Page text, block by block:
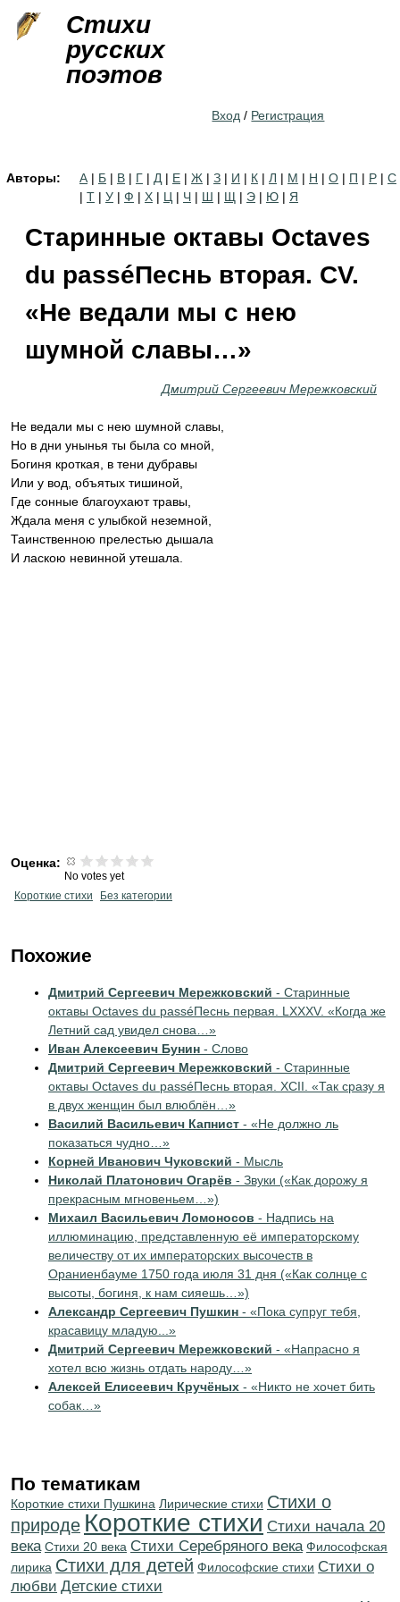
Стихи
русских
поэтов
Вход / Регистрация
Авторы: А | Б | В | Г | Д | Е | Ж | З | И | К | Л | М | Н | О | П | Р | С
| Т | У | Ф | Х | Ц | Ч | Ш | Щ | Э | Ю | Я
Старинные октавы Octaves
du passéПеснь вторая. СV.
«Не ведали мы с нею
шумной славы…»
Дмитрий Сергеевич Мережковский
Не ведали мы с нею шумной славы,
Но в дни унынья ты была со мной,
Богиня кроткая, в тени дубравы
Или у вод, объятых тишиной,
Где сонные благоухают травы,
Ждала меня с улыбкой неземной,
Таинственною прелестью дышала
И ласкою невинной утешала.
Оценка:
No votes yet
Короткие стихи
Без категории
Похожие
Дмитрий Сергеевич Мережковский - Старинные
октавы Octaves du passéПеснь первая. LXXXV. «Когда же
Летний сад увидел снова…»
Иван Алексеевич Бунин - Слово
Дмитрий Сергеевич Мережковский - Старинные
октавы Octaves du passéПеснь вторая. ХСII. «Так сразу я
в двух женщин был влюблён…»
Василий Васильевич Капнист - «Не должно ль
показаться чудно…»
Корней Иванович Чуковский - Мысль
Николай Платонович Огарёв - Звуки («Как дорожу я
прекрасным мгновеньем…»)
Михаил Васильевич Ломоносов - Надпись на
иллюминацию, представленную её императорскому
величеству от их императорских высочеств в
Ораниенбауме 1750 года июля 31 дня («Как солнце с
высоты, богиня, к нам сияешь…»)
Александр Сергеевич Пушкин - «Пока супруг тебя,
красавицу младую...»
Дмитрий Сергеевич Мережковский - «Напрасно я
хотел всю жизнь отдать народу…»
Алексей Елисеевич Кручёных - «Никто не хочет бить
собак…»
По тематикам
Короткие стихи Пушкина Лирические стихи Стихи о
природе Короткие стихи Cтихи начала 20
века Стихи 20 века Cтихи Серебряного века Философская
лирика Стихи для детей Философские стихи Стихи о
любви Детские стихи